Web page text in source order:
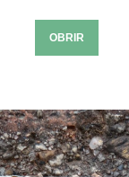
OBRIR